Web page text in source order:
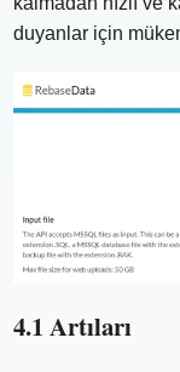
duyanlar için
4.1 Artıları